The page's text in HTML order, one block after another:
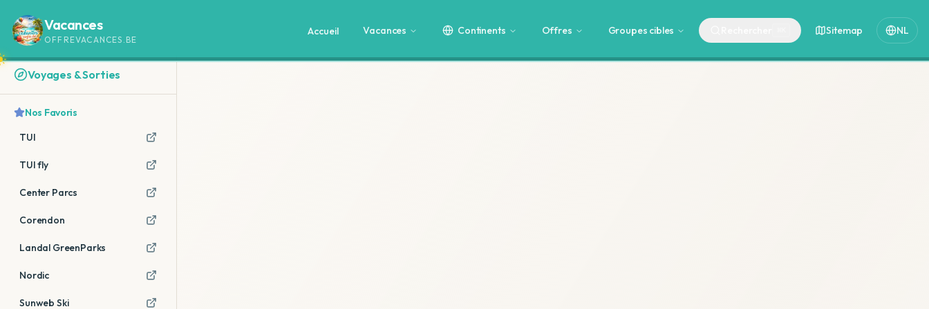
Vacances
OFFREVACANCES.BE
Accueil Vacances Continents Offres Groupes cibles Sitemap NL
Voyages & Sorties
Nos Favoris
TUI
TUI fly
Center Parcs
Corendon
Landal GreenParks
Nordic
Sunweb Ski